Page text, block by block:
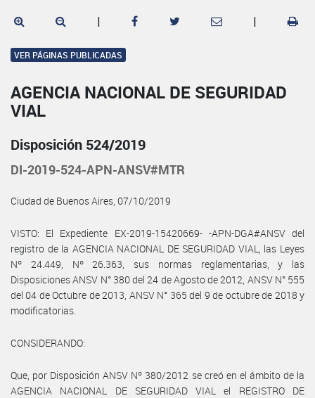
| |
VER PÁGINAS PUBLICADAS
AGENCIA NACIONAL DE SEGURIDAD
VIAL
Disposición 524/2019
DI-2019-524-APN-ANSV#MTR
Ciudad de Buenos Aires, 07/10/2019
VISTO: El Expediente EX-2019-15420669- -APN-DGA#ANSV del
registro de la AGENCIA NACIONAL DE SEGURIDAD VIAL, las Leyes
Nº 24.449, Nº 26.363, sus normas reglamentarias, y las
Disposiciones ANSV N° 380 del 24 de Agosto de 2012, ANSV N° 555
del 04 de Octubre de 2013, ANSV N° 365 del 9 de octubre de 2018 y
modificatorias.
CONSIDERANDO:
Que, por Disposición ANSV Nº 380/2012 se creó en el ámbito de la
AGENCIA NACIONAL DE SEGURIDAD VIAL el REGISTRO DE